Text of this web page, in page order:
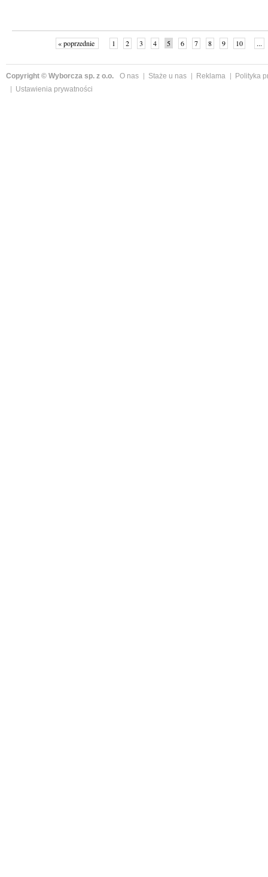
« poprzednie 1 2 3 4 5 6 7 8 9 10 ...
Copyright © Wyborcza sp. z o.o. O nas Staże u nas Reklama
Polityka
Ustawienia prywatności